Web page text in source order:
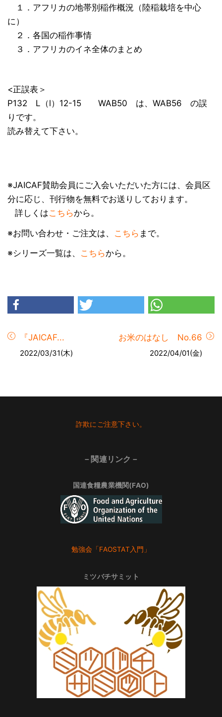
１．アフリカの地帯別稲作概況（陸稲栽培を中心
に）
２．各国の稲作事情
３．アフリカのイネ全体のまとめ
<正誤表＞
P132 L（l）12-15 WAB50 は、WAB56 の誤
りです。
読み替えて下さい。
※JAICAF賛助会員にご入会いただいた方には、会員区
分に応じ、刊行物を無料でお送りしております。
詳しくはこちらから。
※お問い合わせ・ご注文は、 こちら まで。
※シリーズ一覧は、 こちらから。
『JAICAF...
2022/03/31(木)
お米のはなし No.66
2022/04/01(金)
詐欺にご注意下さい。
－関連リンク－
国連食糧農業機関(FAO)
勉強会「FAOSTAT入門」
ミツバチサミット